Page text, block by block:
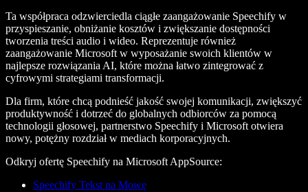
Ta współpraca odzwierciedla ciągłe zaangażowanie Speechify w
przyspieszanie, obniżanie kosztów i zwiększanie dostępności
tworzenia treści audio i wideo. Reprezentuje również
zaangażowanie Microsoft w wyposażanie swoich klientów w
najlepsze rozwiązania AI, które można łatwo zintegrować z
cyfrowymi strategiami transformacji.
Dla firm, które chcą podnieść jakość swojej komunikacji, zwiększyć
produktywność i dotrzeć do globalnych odbiorców za pomocą
technologii głosowej, partnerstwo Speechify i Microsoft otwiera
nowy, potężny rozdział w mediach korporacyjnych.
Odkryj ofertę Speechify na Microsoft AppSource:
Speechify Tekst na Mowę